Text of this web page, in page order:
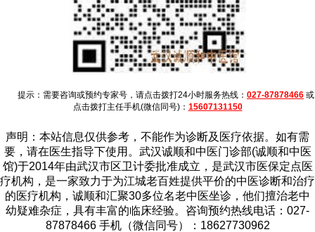
提示：需要咨询或预约专家号，请点击拨打24小时服务热线： 027-87878466 或
点击拨打主任手机(微信同号)： 15607131150
声明：本站信息仅供参考，不能作为诊断及医疗依据。如有需
要，请在医生指导下使用。武汉诚顺和中医门诊部(诚顺和中医
馆)于2014年由武汉市区卫计委批准成立，是武汉市医保定点医
疗机构，是一家致力于为江城老百姓提供平价的中医诊断和治疗
的医疗机构，诚顺和汇聚30多位名老中医坐诊，他们擅治老中
幼疑难杂症，具有丰富的临床经验。咨询预约热线电话：027-
87878466 手机（微信同号）：18627730962